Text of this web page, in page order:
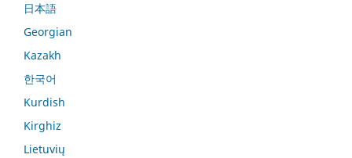
日本語
Georgian
Kazakh
한국어
Kurdish
Kirghiz
Lietuvių